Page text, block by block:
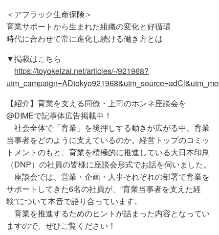
＜アフラック生命保険＞
育業サポートから生まれた組織の変化と好循環
時代に合わせて常に進化し続ける働き方とは
▼掲載はこちら
https://toyokeizai.net/articles/-/921968?
【紹介】育業を支える同僚・上司のホンネ座談会を
@DIMEで記事体広告掲載中！
社会全体で「育業」を後押しする動きが広がる中、育業
当事者をどのように支えているのか。経営トップのコミッ
トメントのもと、育業を積極的に推進している大日本印刷
（DNP）の社員の皆様に座談会形式でお話を伺いました。
座談会では、営業・企画・人事それぞれの部署で育業を
サポートしてきた6名の社員が、“育業当事者を支えた経
験”について本音で語り合っています。
育業を推進するためのヒントが詰まった内容となってい
ますので、ぜひご覧ください！